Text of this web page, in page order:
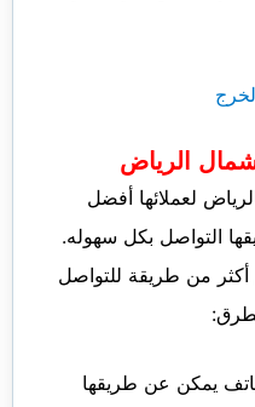
الرياض
لعملائها أفضل
التواصل بكل سهوله.
من طريقة للتواصل
يمكن عن طريقها